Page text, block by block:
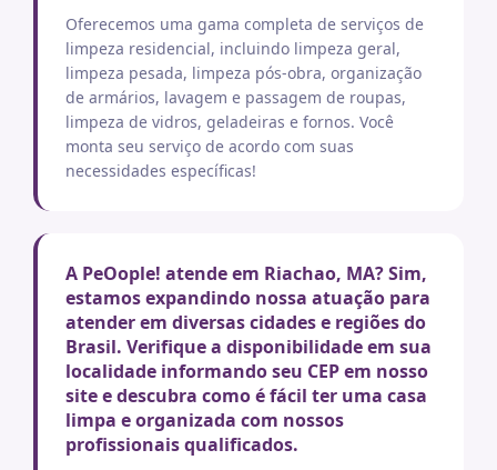
Oferecemos uma gama completa de serviços de
limpeza residencial, incluindo limpeza geral,
limpeza pesada, limpeza pós-obra, organização
de armários, lavagem e passagem de roupas,
limpeza de vidros, geladeiras e fornos. Você
monta seu serviço de acordo com suas
necessidades específicas!
A PeOople! atende em Riachao, MA? Sim,
estamos expandindo nossa atuação para
atender em diversas cidades e regiões do
Brasil. Verifique a disponibilidade em sua
localidade informando seu CEP em nosso
site e descubra como é fácil ter uma casa
limpa e organizada com nossos
profissionais qualificados.